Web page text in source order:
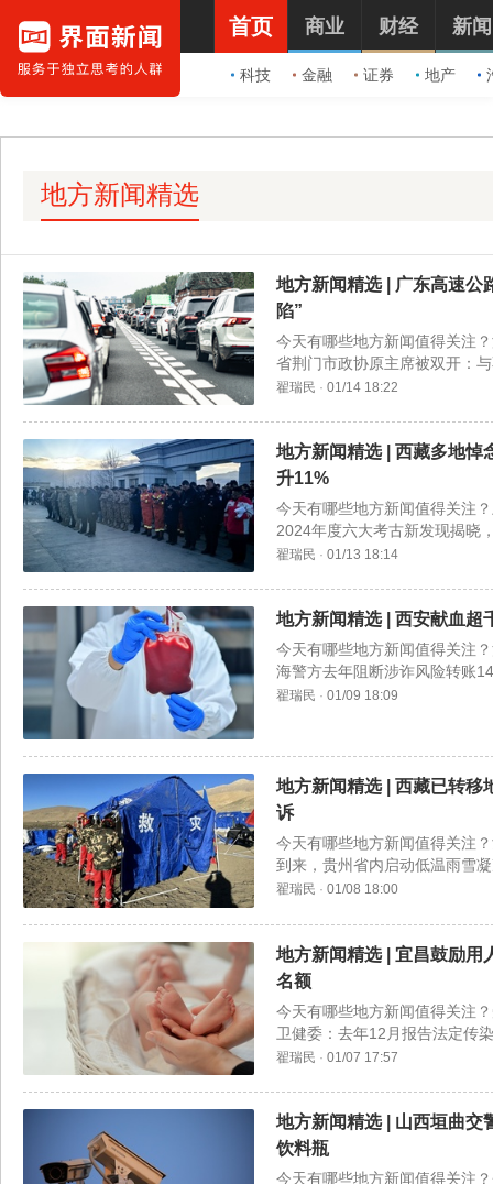
首页
科技 金融 证券 地产
商业 财经 新闻
地方新闻精选
地方新闻精选 | 广东高速公
陷”
今天有哪些地方新闻值得关注
省荆门市政协原主席被双开：
费用增高，燃气公司回应。
翟瑞民 · 01/14 18:22
地方新闻精选 | 西藏多地悼
升11%
今天有哪些地方新闻值得关注
2024年度六大考古新发现揭晓
被查，曾辅佐周口“平坟书记”。
翟瑞民 · 01/13 18:14
地方新闻精选 | 西安献血超
今天有哪些地方新闻值得关注
海警方去年阻断涉诈风险转账
故，已致4死2伤。
翟瑞民 · 01/09 18:09
地方新闻精选 | 西藏已转移
诉
今天有哪些地方新闻值得关注
到来，贵州省内启动低温雨雪
和国企已响应。
翟瑞民 · 01/08 18:00
地方新闻精选 | 宜昌鼓励用
名额
今天有哪些地方新闻值得关注
卫健委：去年12月报告法定传
被害人家属：希望重判。
翟瑞民 · 01/07 17:57
地方新闻精选 | 山西垣曲交
饮料瓶
今天有哪些地方新闻值得关注